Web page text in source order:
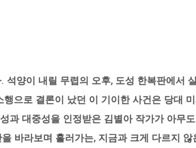
석양이 내릴 무렵의 오후, 도성 한복판에
으로 결론이 났던 이 기이한 사건은 당대
과 대중성을 인정받은 김별아 작가가 아
바라보며 흘러가는, 지금과 크게 다르지